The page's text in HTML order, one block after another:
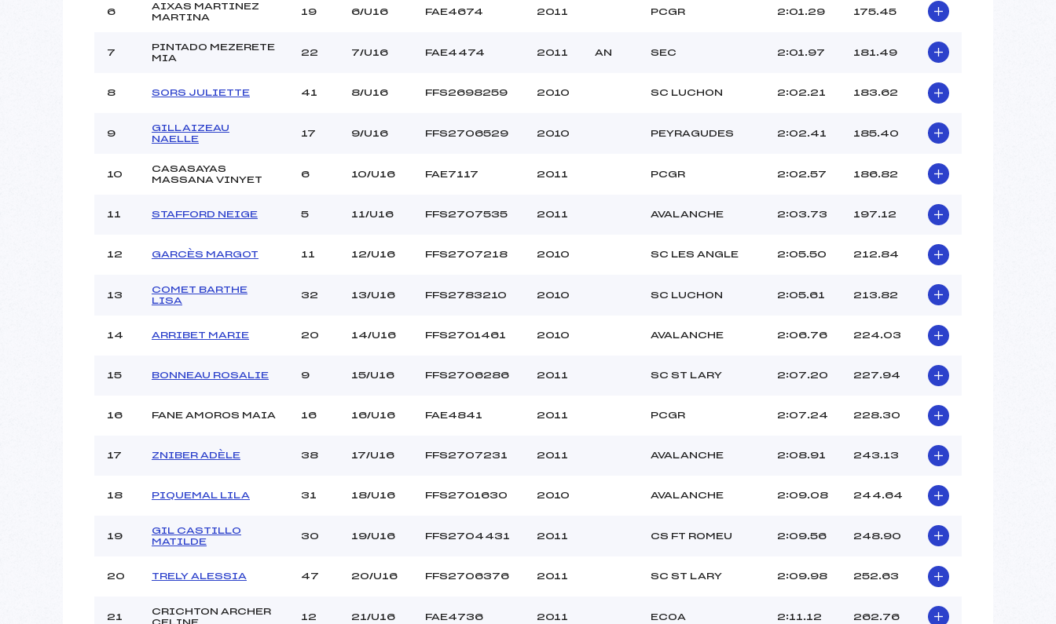
Météo :
–
Température départ :
Pénalité appliquée :
108.2200
6
AIXAS MARTINEZ
MARTINA
19 6/U16 FAE4674 2011 PCGR 2:01.29 175.45
7
PINTADO MEZERETE
MIA
22 7/U16 FAE4474 2011 AN SEC 2:01.97 181.49
8 SORS JULIETTE 41 8/U16 FFS2698259 2010 SC LUCHON 2:02.21 183.62
9
GILLAIZEAU
NAELLE
17 9/U16 FFS2706529 2010 PEYRAGUDES 2:02.41 185.40
10
CASASAYAS
MASSANA VINYET
6 10/U16 FAE7117 2011 PCGR 2:02.57 186.82
11 STAFFORD NEIGE 5 11/U16 FFS2707535 2011 AVALANCHE 2:03.73 197.12
12 GARCÈS MARGOT 11 12/U16 FFS2707218 2010 SC LES ANGLE 2:05.50 212.84
13
COMET BARTHE
LISA
32 13/U16 FFS2783210 2010 SC LUCHON 2:05.61 213.82
14 ARRIBET MARIE 20 14/U16 FFS2701461 2010 AVALANCHE 2:06.76 224.03
15 BONNEAU ROSALIE 9 15/U16 FFS2706286 2011 SC ST LARY 2:07.20 227.94
16 FANE AMOROS MAIA 16 16/U16 FAE4841 2011 PCGR 2:07.24 228.30
17 ZNIBER ADÈLE 38 17/U16 FFS2707231 2011 AVALANCHE 2:08.91 243.13
18 PIQUEMAL LILA 31 18/U16 FFS2701630 2010 AVALANCHE 2:09.08 244.64
19
GIL CASTILLO
MATILDE
30 19/U16 FFS2704431 2011 CS FT ROMEU 2:09.56 248.90
20 TRELY ALESSIA 47 20/U16 FFS2706376 2011 SC ST LARY 2:09.98 252.63
21
CRICHTON ARCHER
12 21/U16 FAE4736 2011 ECOA 2:11.12 262.76